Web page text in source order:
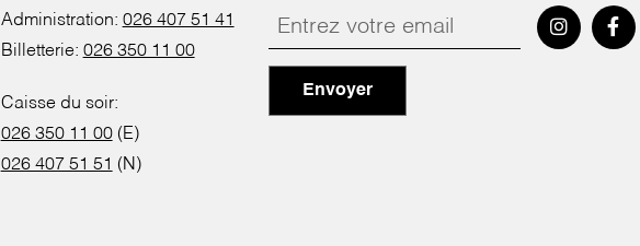
Administration: 026 407 51 41
Billetterie: 026 350 11 00
Caisse du soir:
026 350 11 00(E)
026 407 51 51 (N)
Envoyer